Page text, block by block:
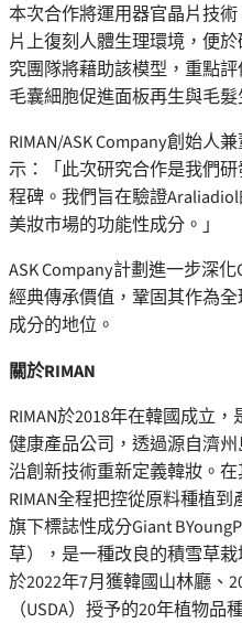
本次合作將運用器官晶片技
片上復刻人體生理環境，便
究團隊將藉助該模型，重點
毛囊細胞促進面板再生與毛髮
RIMAN/ASK Company創始人
示：「此次研究合作是我們
程碑。我們旨在驗證
美妝市場的功能性成分。」
ASK Company計劃進一步深
經典傳承價值，鞏固其作為
成分的地位。
關於RIMAN
RIMAN於2018年在韓國成立
健康產品公司，透過源自濟
沿創新技術重新定義韓妝。在
RIMAN全程把控從原料種植到
旗下標誌性成分Giant
草），是一種改良的積雪草
於2022年7月獲韓國山林廳、
（USDA）授予的20年植物品